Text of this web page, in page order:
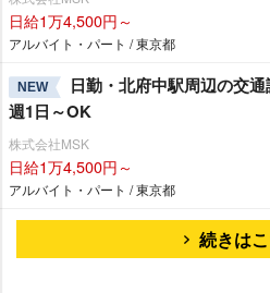
日給1万4,500円～
アルバイト・パート / 東京都
NEW
日勤・北府中駅周辺の交
週1日～OK
株式会社MSK
日給1万4,500円～
アルバイト・パート / 東京都
続きは